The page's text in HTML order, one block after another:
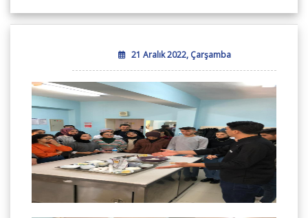
21 Aralık 2022, Çarşamba